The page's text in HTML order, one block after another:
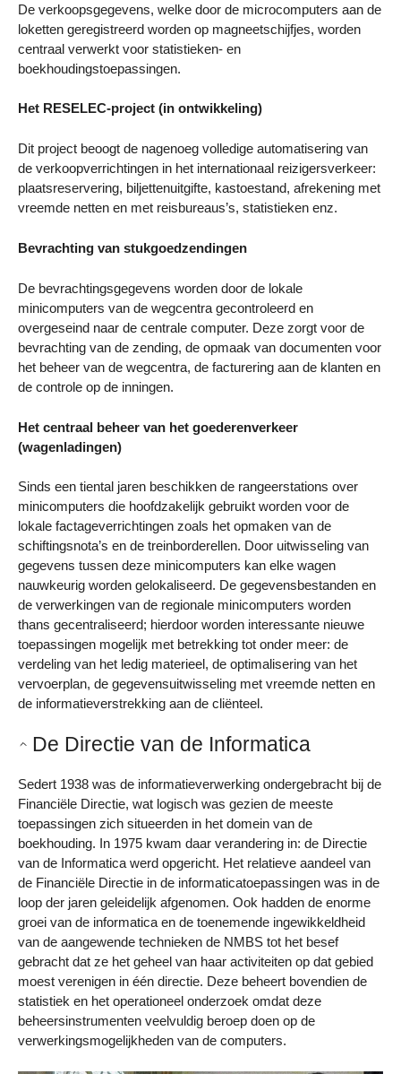
De verkoopsgegevens, welke door de microcomputers aan de
loketten geregistreerd worden op magneetschijfjes, worden
centraal verwerkt voor statistieken- en
boekhoudingstoepassingen.
Het RESELEC-project (in ontwikkeling)
Dit project beoogt de nagenoeg volledige automatisering van
de verkoopverrichtingen in het internationaal reizigersverkeer:
plaatsreservering, biljettenuitgifte, kastoestand, afrekening met
vreemde netten en met reisbureaus’s, statistieken enz.
Bevrachting van stukgoedzendingen
De bevrachtingsgegevens worden door de lokale
minicomputers van de wegcentra gecontroleerd en
overgeseind naar de centrale computer. Deze zorgt voor de
bevrachting van de zending, de opmaak van documenten voor
het beheer van de wegcentra, de facturering aan de klanten en
de controle op de inningen.
Het centraal beheer van het goederenverkeer
(wagenladingen)
Sinds een tiental jaren beschikken de rangeerstations over
minicomputers die hoofdzakelijk gebruikt worden voor de
lokale factageverrichtingen zoals het opmaken van de
schiftingsnota’s en de treinborderellen. Door uitwisseling van
gegevens tussen deze minicomputers kan elke wagen
nauwkeurig worden gelokaliseerd. De gegevensbestanden en
de verwerkingen van de regionale minicomputers worden
thans gecentraliseerd; hierdoor worden interessante nieuwe
toepassingen mogelijk met betrekking tot onder meer: de
verdeling van het ledig materieel, de optimalisering van het
vervoerplan, de gegevensuitwisseling met vreemde netten en
de informatieverstrekking aan de cliënteel.
De Directie van de Informatica
Sedert 1938 was de informatieverwerking ondergebracht bij de
Financiële Directie, wat logisch was gezien de meeste
toepassingen zich situeerden in het domein van de
boekhouding. In 1975 kwam daar verandering in: de Directie
van de Informatica werd opgericht. Het relatieve aandeel van
de Financiële Directie in de informaticatoepassingen was in de
loop der jaren geleidelijk afgenomen. Ook hadden de enorme
groei van de informatica en de toenemende ingewikkeldheid
van de aangewende technieken de NMBS tot het besef
gebracht dat ze het geheel van haar activiteiten op dat gebied
moest verenigen in één directie. Deze beheert bovendien de
statistiek en het operationeel onderzoek omdat deze
beheersinstrumenten veelvuldig beroep doen op de
verwerkingsmogelijkheden van de computers.